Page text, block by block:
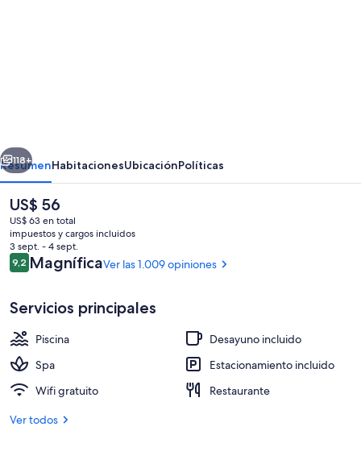
Una piscina al aire libre, sombrillas,
Siguiente
118+
ResumenHabitacionesUbicaciónPolíticas
El
precio
actual
es
de
US$ 56
US$ 56
US$ 63 en total
impuestos y cargos incluidos
3 sept. - 4 sept.
Opiniones
9,29,2 de 10
MagníficaVer las 1.009 opiniones
Servicios principales
Piscina
Desayuno incluido
Spa
Estacionamiento incluido
Wifi gratuito
Restaurante
Ver todos